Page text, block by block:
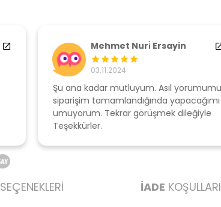
Mehmet Nuri̇ Ersayin
03.11.2024
Şu ana kadar mutluyum. Asıl yorumumu
siparişim tamamlandığında yapacağımı
umuyorum. Tekrar görüşmek dileğiyle
Teşekkürler.
SEÇENEKLERİ İADE KOŞULLARI